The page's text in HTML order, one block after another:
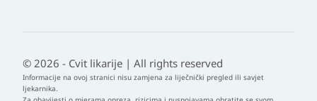
© 2026 - Cvit likarije | All rights reserved
Informacije na ovoj stranici nisu zamjena za liječnički pregled ili savjet
ljekarnika.